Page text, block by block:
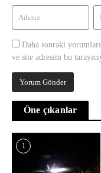
Daha sonraki
ve site adresim bu
Öne çıkanlar
1